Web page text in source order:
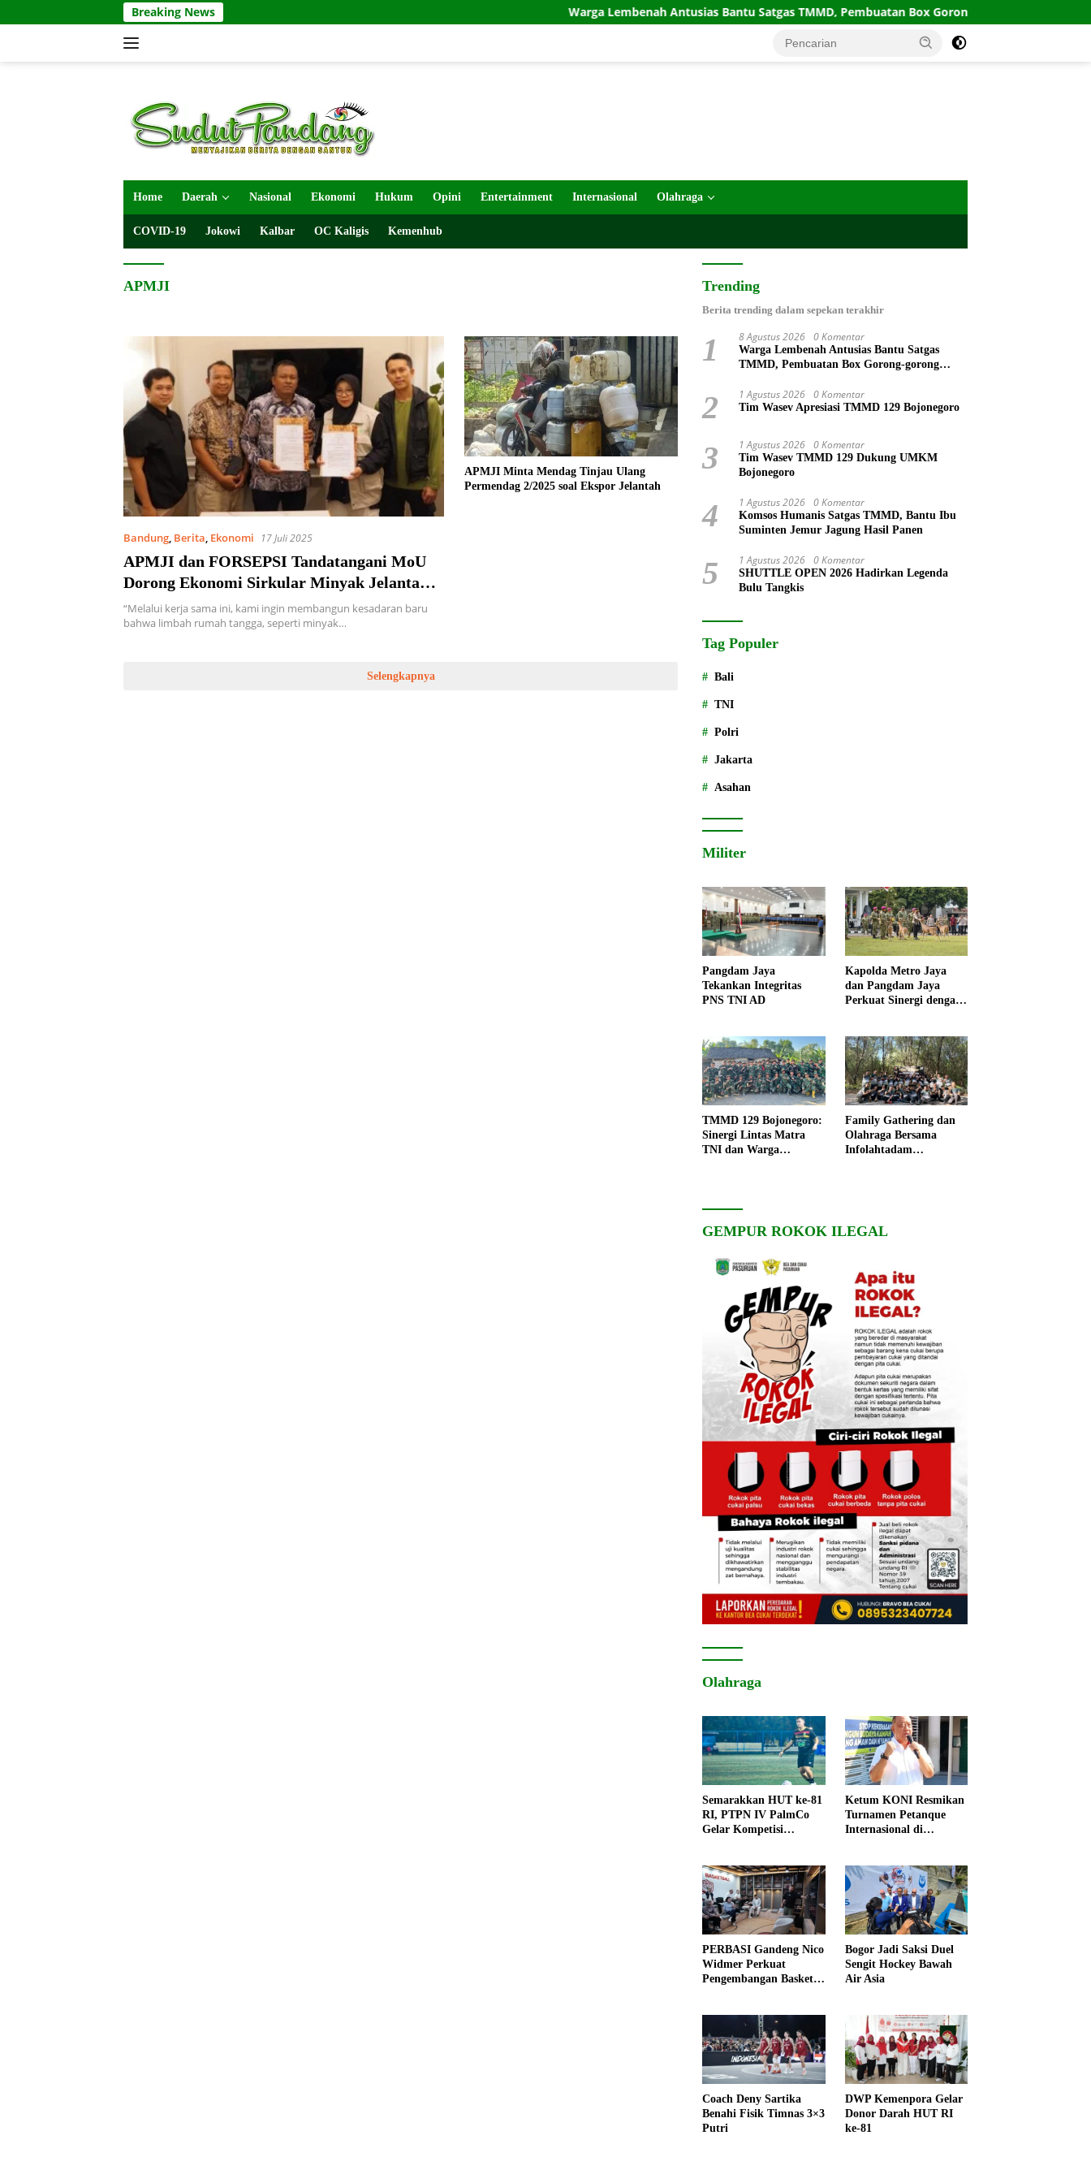
ke
Breaking News Warga Lembenah Antusias Bantu Satgas TMMD, Pembuatan Box Gorong-gorong Bersama-sama
Home Daerah Nasional Ekonomi Hukum Opini Entertainment Internasional Olahraga
COVID-19 Jokowi Kalbar OC Kaligis Kemenhub
APMJI
Bandung, Berita, Ekonomi 17 Juli 2025
APMJI dan FORSEPSI Tandatangani MoU
Dorong Ekonomi Sirkular Minyak Jelantah
Berbasis Komunitas
“Melalui kerja sama ini, kami ingin membangun kesadaran baru
bahwa limbah rumah tangga, seperti minyak…
APMJI Minta Mendag Tinjau Ulang
Permendag 2/2025 soal Ekspor Jelantah
Selengkapnya
Trending
Berita trending dalam sepekan terakhir
1 8 Agustus 2026 0 Komentar
Warga Lembenah Antusias Bantu Satgas
TMMD, Pembuatan Box Gorong-gorong
2 1 Agustus 2026 0 Komentar
Tim Wasev Apresiasi TMMD 129 Bojonegoro
3 1 Agustus 2026 0 Komentar
Tim Wasev TMMD 129 Dukung UMKM
Bojonegoro
4 1 Agustus 2026 0 Komentar
Komsos Humanis Satgas TMMD, Bantu Ibu
Suminten Jemur Jagung Hasil Panen
5 1 Agustus 2026 0 Komentar
SHUTTLE OPEN 2026 Hadirkan Legenda
Bulu Tangkis
Tag Populer
Bali
TNI
Polri
Jakarta
Asahan
Militer
Pangdam Jaya
Tekankan Integritas
PNS TNI AD
Kapolda Metro Jaya
dan Pangdam Jaya
Perkuat Sinergi dengan
TMMD 129 Bojonegoro:
Sinergi Lintas Matra
TNI dan Warga
Family Gathering dan
Olahraga Bersama
Infolahtadam
GEMPUR ROKOK ILEGAL
Olahraga
Semarakkan HUT ke-81
RI, PTPN IV PalmCo
Gelar Kompetisi
Ketum KONI Resmikan
Turnamen Petanque
Internasional di
PERBASI Gandeng Nico
Widmer Perkuat
Pengembangan Basket
Bogor Jadi Saksi Duel
Sengit Hockey Bawah
Air Asia
Coach Deny Sartika
Benahi Fisik Timnas 3×3
Putri
DWP Kemenpora Gelar
Donor Darah HUT RI
ke-81